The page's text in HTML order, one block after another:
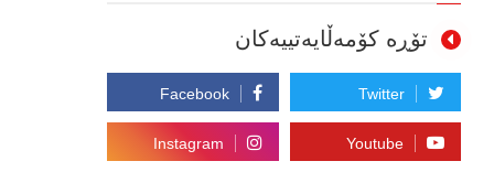
تۆڕە کۆمەڵایەتییەکان